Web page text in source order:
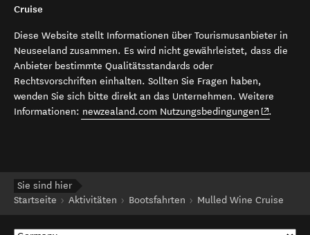
Cruise
Diese Website stellt Informationen über Tourismusanbieter in
Neuseeland zusammen. Es wird nicht gewährleistet, dass die
Anbieter bestimmte Qualitätsstandards oder
Rechtsvorschriften einhalten. Sollten Sie Fragen haben,
wenden Sie sich bitte direkt an das Unternehmen. Weitere
Informationen: newzealand.com Nutzungsbedingungen (opens in
.
Sie sind hier
Startseite
Aktivitäten Bootsfahrten Mulled Wine Cruise